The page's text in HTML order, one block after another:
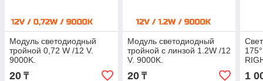
Модуль светодиодный
тройной 0,72 W /12 V.
9000K.
20 ₸
Модуль светодиодный
тройной с линзой 1.2W /12
V. 9000K.
20₸ 1